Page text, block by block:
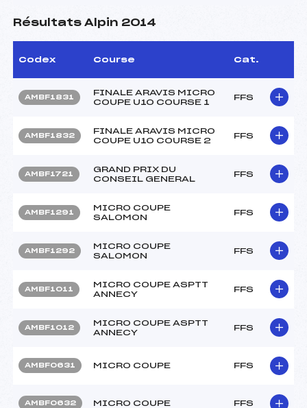
Résultats Alpin 2014
Codex Course Cat.
AMBF1831
FINALE ARAVIS MICRO
COUPE U10 COURSE 1
FFS
AMBF1832
FINALE ARAVIS MICRO
COUPE U10 COURSE 2
FFS
AMBF1721
GRAND PRIX DU
CONSEIL GENERAL
FFS
AMBF1291
MICRO COUPE
SALOMON
FFS
AMBF1292
MICRO COUPE
SALOMON
FFS
AMBF1011
MICRO COUPE ASPTT
ANNECY
FFS
AMBF1012
MICRO COUPE ASPTT
ANNECY
FFS
AMBF0631 MICRO COUPE FFS
AMBF0632 MICRO COUPE FFS